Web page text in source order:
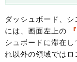
ダッシュボード、
には、画面左上の
シュボードに滞在
れ以外の領域ではロ